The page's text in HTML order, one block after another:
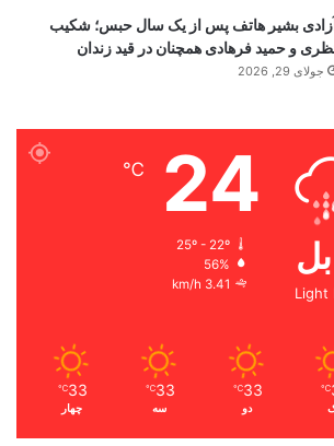
بشیر هاتف پس از یک سال حبس؛ شکیب
و حمید فرهادی همچنان در قید زندان
جولای 29, 2026
Light
24
℃
25º - 22º
56%
3.41 km/h
℃
33
℃
دو
33
℃
سه
33
℃
چهار